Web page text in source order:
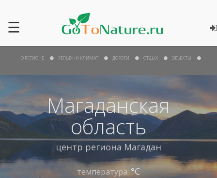
☰
Магаданская
область
центр региона Магадан
температура: °С
О РЕГИОНЕ РЕЛЬЕФ И КЛИМАТ ДОРОГИ ОТДЫХ ОБЪЕКТЫ